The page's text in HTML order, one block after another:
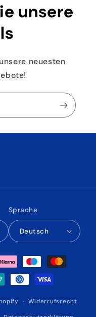
unsere
neuesten
Sprache
Deutsch
Widerrufsrecht